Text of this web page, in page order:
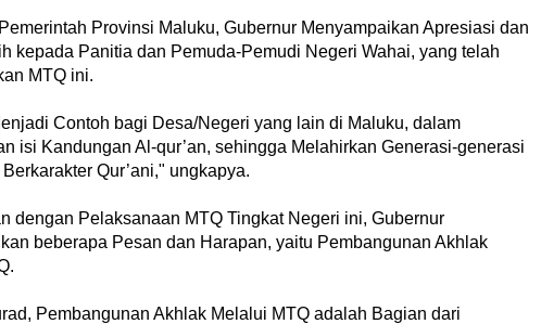
Provinsi Maluku, Gubernur Menyampaikan Apresiasi dan
kepada Panitia dan Pemuda-Pemudi Negeri Wahai, yang telah
MTQ ini.
Contoh bagi Desa/Negeri yang lain di Maluku, dalam
isi Kandungan Al-qur’an, sehingga Melahirkan Generasi-generasi
Qur’ani," ungkapya.
dengan Pelaksanaan MTQ Tingkat Negeri ini, Gubernur
beberapa Pesan dan Harapan, yaitu Pembangunan Akhlak
Pembangunan Akhlak Melalui MTQ adalah Bagian dari